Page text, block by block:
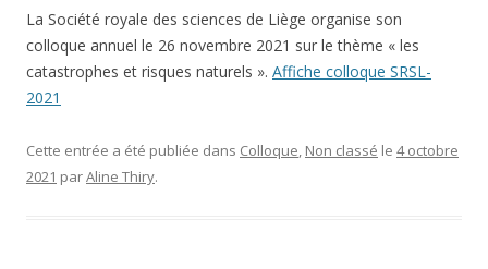
La Société royale des sciences de Liège organise son
colloque annuel le 26 novembre 2021 sur le thème « les
catastrophes et risques naturels ». Affiche colloque SRSL-
2021
Cette entrée a été publiée dans Colloque, Non classé le 4 octobre
2021 parAline Thiry.